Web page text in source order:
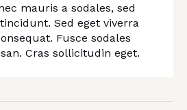
mauris a sodales, sed
Sed eget viverra
Fusce sodales
Cras sollicitudin eget.